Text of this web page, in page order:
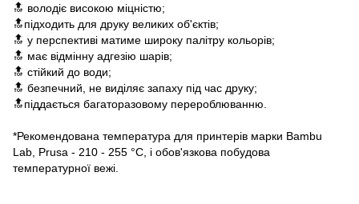
🔝 володіє високою міцністю;
🔝підходить для друку великих об'єктів;
🔝 у перспективі матиме широку палітру кольорів;
🔝 має відмінну адгезію шарів;
🔝 стійкий до води;
🔝 безпечний, не виділяє запаху під час друку;
🔝піддається багаторазовому перероблюванню.
*Рекомендована температура для принтерів марки Bambu
Lab, Prusa - 210 - 255 °C, і обов'язкова побудова
температурної вежі.